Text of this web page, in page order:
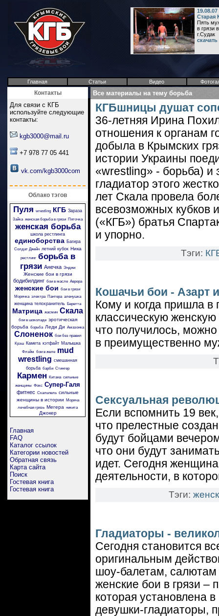
Старая
Пять
в грязи
г.Судак
Главная Статьи Видео
Контакты
Для связи с КГБ
используйте следующие
контакты:
kgb3000@mail.ru
+7 978 77 05 441
vk.com/kgb3000com
Облако тэгов
Пуля wrestling КГБ Зараза
Зайка женская борьба в грязи Пяточка
женская борьба
школа рестлинга
единоборства Багира
Солдат Джейн летний кубок Ника
рестлинг борьба в
грязи Анечка Энджи
Женские бои в грязи
бодибилдинг бои в масле Аврора
женские бои бои в грязи
Морячка электра Пантера аленушка
женщина телохранитель Беретта
Матрица жасмин Скала
бои в шоколаде эротическая
борьба борьба Леди Ди Амазонка
Слоненок бои без правил
Крэш Камета кэтфайт Малышка
Флэйм бои в желе
mud
wrestling смешанная
борьба барби Стингер
Кармен Китана сильные
женщины Фокс Супер-Галя
фитнес Скальпель сильные
женщины в истории
Моряча
лечебная грязь Мегера никита
Джокер
Главная
FAQ
Каталог ссылок
Категории новостей
Обратная связь
Карта сайта
Поиск
Гостевая книга
Гостевая книга
Все материалы на тему борьба
КГБшницы душат
36-летняя Ирина
отношения к органам
добыла в Крымских
истории Украины
«wrestling» - борьба) и
гладиатор этого
лет Скала провела
всевозможных кубков
(«КГБ») братья
и упорно.
Тэги:
Кошачьи бои - Азарт
Кому и когда пришла в
классическую
что получилось,
в преимущественно
Сексуальная
Если вспомнить 19
что прелестные
будут бойцами
что они будут
идет. Сегодня
деятельности, в
Тэги:
Гладиаторы -
Сегодня становится
оригинальным
шоу-балетам,
женские бои в грязи –
которая установлена
девушки-гладиаторы,